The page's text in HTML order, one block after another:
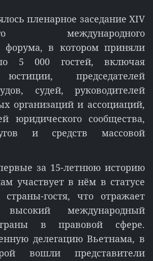
пленарное заседание XIV
международного
форума, в котором приняли
5 000 гостей, включая
председателей
судей, руководителей
организаций и ассоциаций,
юридического сообщества,
и средств массовой
за 15-летнюю историю
участвует в нём в статусе
страны-гостя, что отражает
международный
в правовой сфере.
делегацию Вьетнама, в
вошли представители